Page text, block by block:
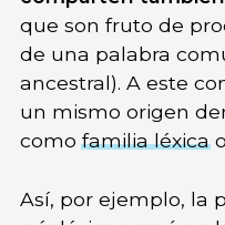
que son fruto de
de una palabra
ancestral). A este
un mismo origen
comofamilia léxica
Así, por ejemplo, la